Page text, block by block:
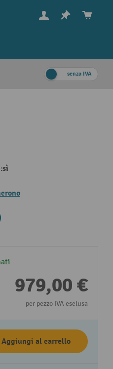
senza IVA
sì
979,00 €
per pezzo IVA esclusa
Aggiungi al carrello